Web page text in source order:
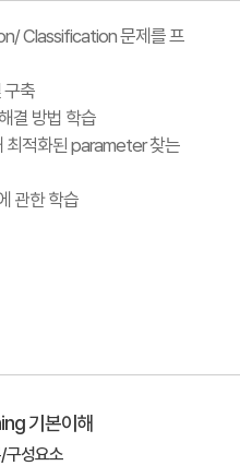
Classification 문제를 프
축
결 방법 학습
적화된 parameter 찾는
관한 학습
기본이해
성요소